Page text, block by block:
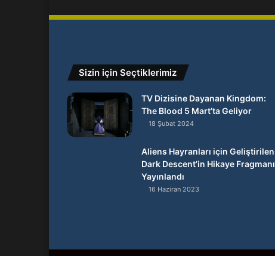
Sizin için Seçtiklerimiz
TV Dizisine Dayanan Kingdom:
The Blood 5 Mart’ta Geliyor
18 Şubat 2024
Aliens Hayranları için Geliştirilen
Dark Descent’in Hikaye Fragmanı
Yayınlandı
16 Haziran 2023